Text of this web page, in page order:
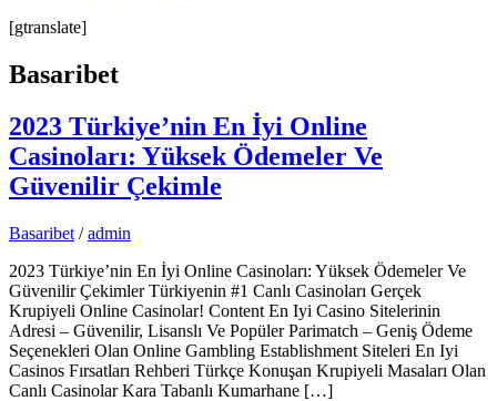
[gtranslate]
Basaribet
2023 Türkiye’nin En İyi Online
Casinoları: Yüksek Ödemeler Ve
Güvenilir Çekimle
Basaribet /admin
2023 Türkiye’nin En İyi Online Casinoları: Yüksek Ödemeler Ve
Güvenilir Çekimler Türkiyenin #1 Canlı Casinoları Gerçek
Krupiyeli Online Casinolar! Content En Iyi Casino Sitelerinin
Adresi – Güvenilir, Lisanslı Ve Popüler Parimatch – Geniş Ödeme
Seçenekleri Olan Online Gambling Establishment Siteleri En Iyi
Casinos Fırsatları Rehberi Türkçe Konuşan Krupiyeli Masaları Olan
Canlı Casinolar Kara Tabanlı Kumarhane […]